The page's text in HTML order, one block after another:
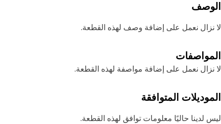
نزال نعمل على إضافة وصف لهذه القطعة.
نعمل على إضافة مواصفة لهذه القطعة.
المتوافقة
لدينا حاليًا معلومات توافق لهذه القطعة.